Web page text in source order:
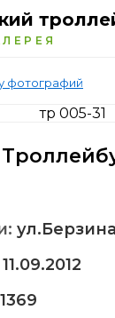
фотографий
ул.Берзина
11.09.2012
1369